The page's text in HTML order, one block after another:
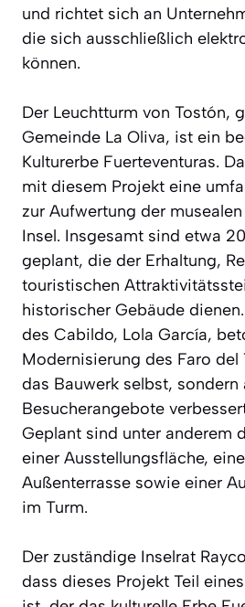
und richtet sich an
die sich ausschließlich
können.
Der Leuchtturm von Tostón,
Gemeinde La Oliva, ist ein
Kulturerbe Fuerteventuras.
mit diesem Projekt eine
zur Aufwertung der
Insel. Insgesamt sind etwa
geplant, die der Erhaltung,
touristischen
historischer Gebäude
des Cabildo, Lola García,
Modernisierung des Faro del
das Bauwerk selbst, sondern
Besucherangebote
Geplant sind unter anderem
einer Ausstellungsfläche,
Außenterrasse sowie einer
im Turm.
Der zuständige Inselrat
dass dieses Projekt Teil